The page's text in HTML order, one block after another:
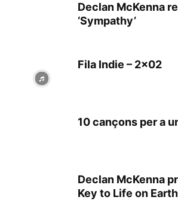
Declan McKenna
‘Sympathy’
Fila Indie – 2×02
10 cançons per a
Declan McKenna
Key to Life on